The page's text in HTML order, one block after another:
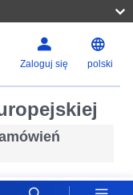
Zaloguj się polski